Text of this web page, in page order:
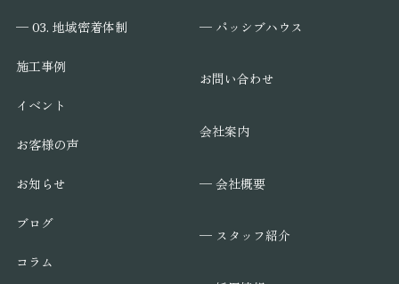
─ 03. 地域密着体制
施工事例
イベント
お客様の声
お知らせ
ブログ
コラム
─ パッシブハウス
お問い合わせ
会社案内
─ 会社概要
─ スタッフ紹介